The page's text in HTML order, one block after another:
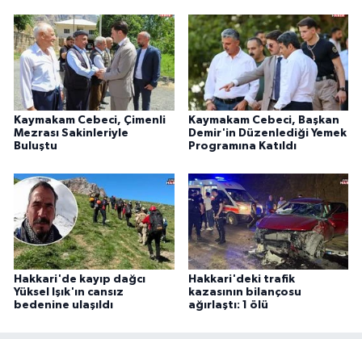
Kaymakam Cebeci, Çimenli
Mezrası Sakinleriyle
Buluştu
Kaymakam Cebeci, Başkan
Demir'in Düzenlediği Yemek
Programına Katıldı
Hakkari'de kayıp dağcı
Yüksel Işık'ın cansız
bedenine ulaşıldı
Hakkari'deki trafik
kazasının bilançosu
ağırlaştı: 1 ölü